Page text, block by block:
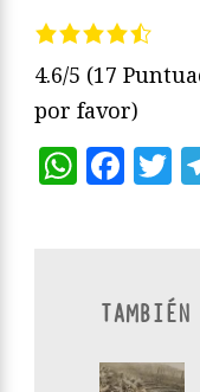
4.6/5 (17
por favor)